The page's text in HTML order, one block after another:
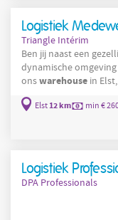
Logistiek
Triangle Intérim
Ben jij naast een
dynamische
onswarehouse in
logistiek
tot 10:00 uur of 16:00
pakketjes op tijd de
Elst12 km min €
Logistiek
DPA Professionals